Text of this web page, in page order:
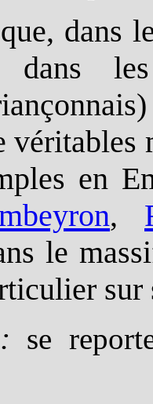
dans
dans
véritables
en
,
le
se